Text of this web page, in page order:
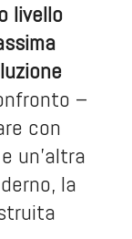
livello
–
con
un’altra
la